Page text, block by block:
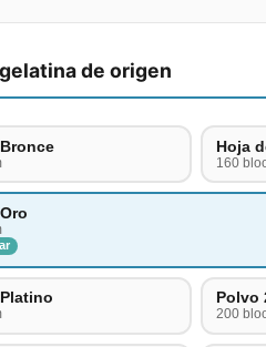
de origen
Hoja
160
Polvo
200